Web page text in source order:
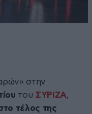
στην
του ΣΥΡΙΖΑ,
τέλος της